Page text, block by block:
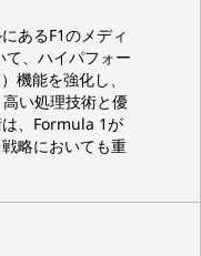
あるF1のメディ
、ハイパフォー
機能を強化し、
い処理技術と優
、Formula 1が
略においても重